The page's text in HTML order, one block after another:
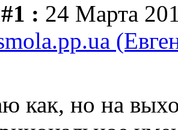
: 24 Марта
как, но на